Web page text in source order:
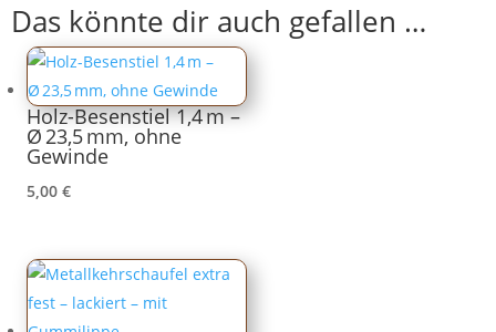
Das könnte dir auch gefallen …
Holz-Besenstiel 1,4 m –
Ø 23,5 mm, ohne
Gewinde
5,00 €